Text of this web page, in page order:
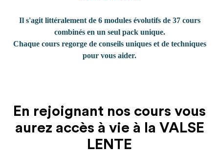
Il s'agit littéralement de 6 modules évolutifs de 37 cours
combinés en un seul pack unique.
Chaque cours regorge de conseils uniques et de techniques
pour vous aider.
En rejoignant nos cours vous
aurez accès à vie à la VALSE
LENTE